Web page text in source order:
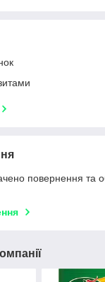
повернення та